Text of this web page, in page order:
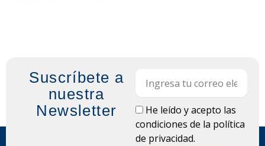
Suscríbete a
nuestra
Newsletter
LOPDHe leído y acepto las
condiciones de la política
de privacidad.